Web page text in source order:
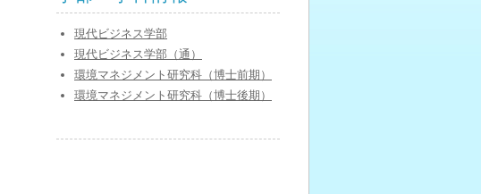
現代ビジネス学部
現代ビジネス学部（通）
環境マネジメント研究科（博士前期）
環境マネジメント研究科（博士後期）